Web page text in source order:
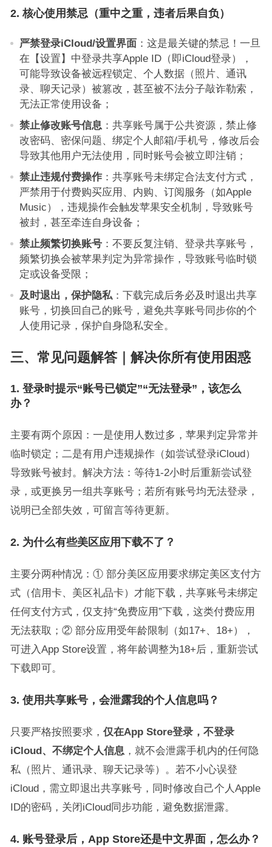
2. 核心使用禁忌（重中之重，违者后果自负）
严禁登录iCloud/设置界面：这是最关键的禁忌！一旦
在【设置】中登录共享Apple ID（即iCloud登录），
可能导致设备被远程锁定、个人数据（照片、通讯
录、聊天记录）被篡改，甚至被不法分子敲诈勒索，
无法正常使用设备；
禁止修改账号信息 ：共享账号属于公共资源，禁止修
改密码、密保问题、绑定个人邮箱/手机号，修改后会
导致其他用户无法使用，同时账号会被立即注销；
禁止违规付费操作：共享账号未绑定合法支付方式，
严禁用于付费购买应用、内购、订阅服务（如Apple
Music），违规操作会触发苹果安全机制，导致账号
被封，甚至牵连自身设备；
禁止频繁切换账号：不要反复注销、登录共享账号，
频繁切换会被苹果判定为异常操作，导致账号临时锁
定或设备受限；
及时退出，保护隐私：下载完成后务必及时退出共享
账号，切换回自己的账号，避免共享账号同步你的个
人使用记录，保护自身隐私安全。
三、常见问题解答｜解决你所有使用困惑
1. 登录时提示“账号已锁定”“无法登录”，该怎么
办？
主要有两个原因：一是使用人数过多，苹果判定异常并
临时锁定；二是有用户违规操作（如尝试登录iCloud）
导致账号被封。解决方法：等待1-2小时后重新尝试登
录，或更换另一组共享账号；若所有账号均无法登录，
说明已全部失效，可留言等待更新。
2. 为什么有些美区应用下载不了？
主要分两种情况：① 部分美区应用要求绑定美区支付方
式（信用卡、美区礼品卡）才能下载，共享账号未绑定
任何支付方式，仅支持“免费应用”下载，这类付费应用
无法获取；② 部分应用受年龄限制（如17+、18+），
可进入App Store设置，将年龄调整为18+后，重新尝试
下载即可。
3. 使用共享账号，会泄露我的个人信息吗？
只要严格按照要求， 仅在App Store登录，不登录
iCloud、不绑定个人信息 ，就不会泄露手机内的任何隐
私（照片、通讯录、聊天记录等）。若不小心误登
iCloud，需立即退出共享账号，同时修改自己个人Apple
ID的密码，关闭iCloud同步功能，避免数据泄露。
4. 账号登录后，App Store还是中文界面，怎么办？